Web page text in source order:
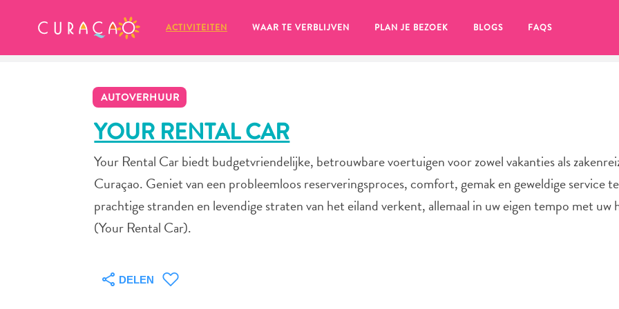
ACTIVITEITEN WAAR TE VERBLIJVEN PLAN JE BEZOEK BLOGS FAQS
AUTOVERHUUR
YOUR RENTAL CAR
Your Rental Car biedt budgetvriendelijke, betrouwbare voertuigen voor zowel vakanties als
Curaçao. Geniet van een probleemloos reserveringsproces, comfort, gemak en geweldige service
prachtige stranden en levendige straten van het eiland verkent, allemaal in uw eigen tempo met uw
(Your Rental Car).
DELEN
MIJN FAVORIETEN
favoriete plekken opgeslagen.
Wanneer je iets op wil slaan om later nog eens te bekijken, klik op het